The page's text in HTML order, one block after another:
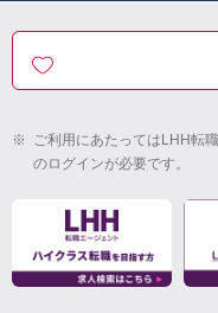
※ ご利用にあたってはLHH転
のログインが必要です。